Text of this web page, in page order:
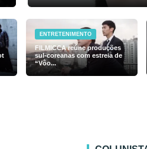
ENTRETENIMENTO
FILMICCA reúne produções
sul-coreanas com estreia de
“Vôo...